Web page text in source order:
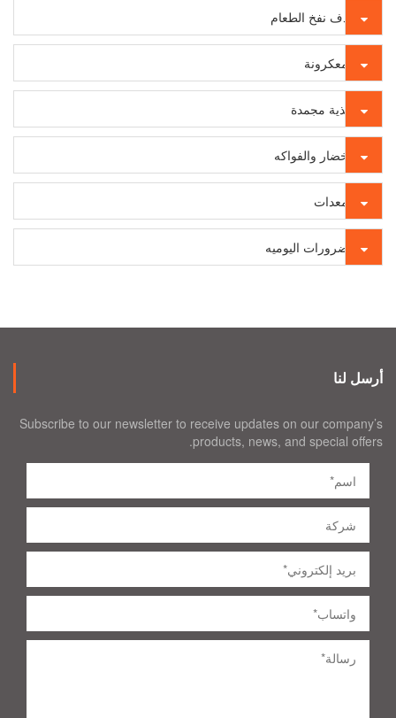
قذف نفخ الطعام
المعكرونة
أغذية مجمدة
الخضار والفواكه
المعدات
الضرورات اليوميه
أرسل لنا
Subscribe to our newsletter to receive updates on our company’s
products, news, and special offers.